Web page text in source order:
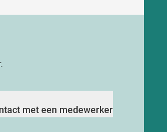
met een medewerker